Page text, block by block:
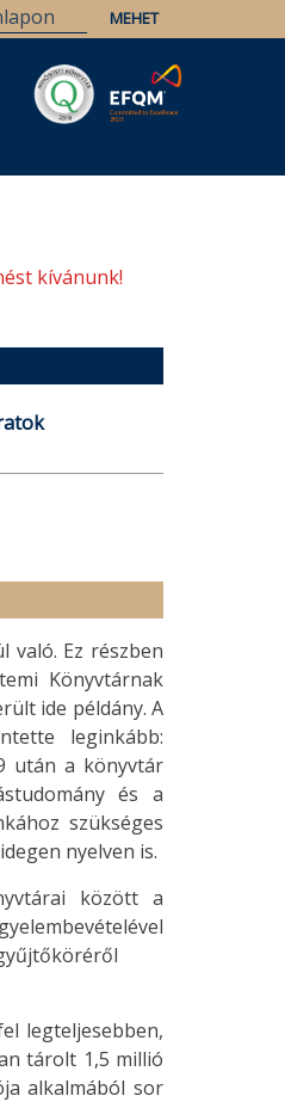
kívánunk!
való. Ez részben
Könyvtárnak
ide példány. A
leginkább:
után a könyvtár
és a
szükséges
nyelven is.
között a
legteljesebben,
tárolt 1,5 millió
alkalmából sor